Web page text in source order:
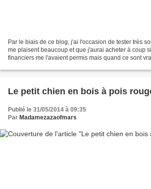
Par le biais de ce blog, j'ai l'occasion de tester très
me plaisent beaucoup et que j'aurai acheter à coup
financiers me l'avaient permis mais quand ce sont
Le petit chien en bois à pois
Publié le 31/05/2014 à 09:35
Par Madamezazaofmars